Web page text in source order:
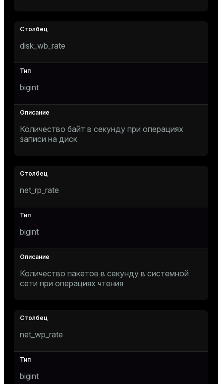
disk_wb_rate
bigint
Количество байт в секунду при операциях
записи на диск
net_rp_rate
bigint
Количество пакетов в секунду в системной
сети при операциях чтения
net_wp_rate
bigint